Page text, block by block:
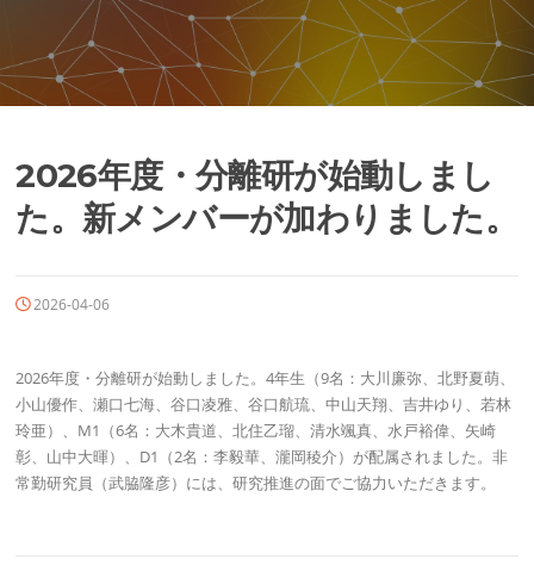
2026年度・分離研が始動しまし
た。新メンバーが加わりました。
2026-04-06
2026年度・分離研が始動しました。4年生（9名：大川廉弥、北野夏萌、
小山優作、瀬口七海、谷口凌雅、谷口航琉、中山天翔、吉井ゆり、若林
玲亜）、M1（6名：大木貴道、北住乙瑠、清水颯真、水戸裕偉、矢崎
彰、山中大暉）、D1（2名：李毅華、瀧岡稜介）が配属されました。非
常勤研究員（武脇隆彦）には、研究推進の面でご協力いただきます。